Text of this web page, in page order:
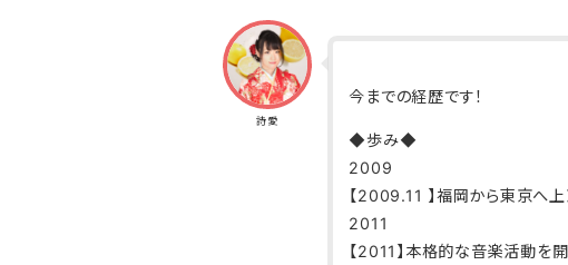
詩愛
今までの経歴です！
◆歩み◆
2009
【2009.11 】福岡から東京へ
2011
【2011】本格的な音楽活動を